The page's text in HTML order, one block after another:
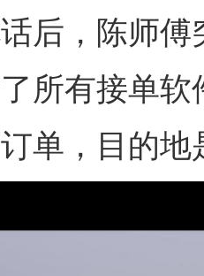
，陈师傅
所有接单
单，目的